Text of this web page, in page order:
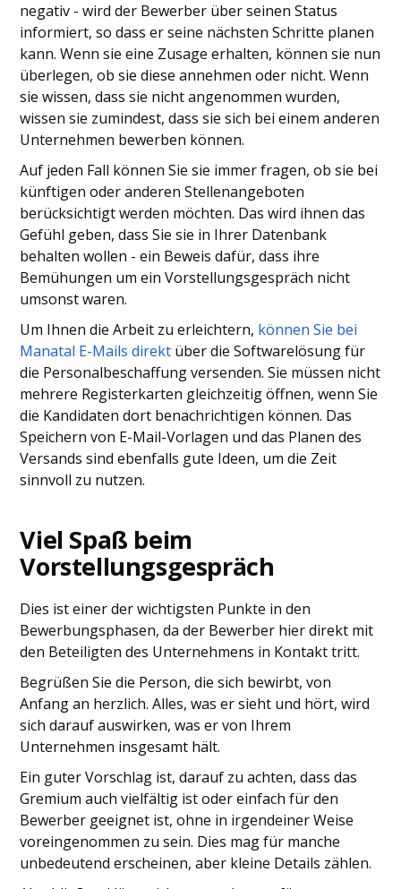
negativ - wird der Bewerber über seinen Status
informiert, so dass er seine nächsten Schritte planen
kann. Wenn sie eine Zusage erhalten, können sie nun
überlegen, ob sie diese annehmen oder nicht. Wenn
sie wissen, dass sie nicht angenommen wurden,
wissen sie zumindest, dass sie sich bei einem anderen
Unternehmen bewerben können.
Auf jeden Fall können Sie sie immer fragen, ob sie bei
künftigen oder anderen Stellenangeboten
berücksichtigt werden möchten. Das wird ihnen das
Gefühl geben, dass Sie sie in Ihrer Datenbank
behalten wollen - ein Beweis dafür, dass ihre
Bemühungen um ein Vorstellungsgespräch nicht
umsonst waren.
Um Ihnen die Arbeit zu erleichtern, können Sie bei
Manatal E-Mails direkt über die Softwarelösung für
die Personalbeschaffung versenden. Sie müssen nicht
mehrere Registerkarten gleichzeitig öffnen, wenn Sie
die Kandidaten dort benachrichtigen können. Das
Speichern von E-Mail-Vorlagen und das Planen des
Versands sind ebenfalls gute Ideen, um die Zeit
sinnvoll zu nutzen.
Viel Spaß beim
Vorstellungsgespräch
Dies ist einer der wichtigsten Punkte in den
Bewerbungsphasen, da der Bewerber hier direkt mit
den Beteiligten des Unternehmens in Kontakt tritt.
Begrüßen Sie die Person, die sich bewirbt, von
Anfang an herzlich. Alles, was er sieht und hört, wird
sich darauf auswirken, was er von Ihrem
Unternehmen insgesamt hält.
Ein guter Vorschlag ist, darauf zu achten, dass das
Gremium auch vielfältig ist oder einfach für den
Bewerber geeignet ist, ohne in irgendeiner Weise
voreingenommen zu sein. Dies mag für manche
unbedeutend erscheinen, aber kleine Details zählen.